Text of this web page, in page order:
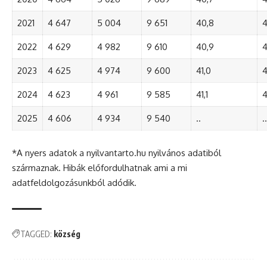
2021 4 647 5 004 9 651 40,8
2022 4 629 4 982 9 610 40,9
2023 4 625 4 974 9 600 41,0
2024 4 623 4 961 9 585 41,1
2025 4 606 4 934 9 540 .. ..
*A nyers adatok a nyilvantarto.hu nyilvános adatiból
származnak. Hibák előfordulhatnak ami a mi
adatfeldolgozásunkból adódik.
TAGGED: község